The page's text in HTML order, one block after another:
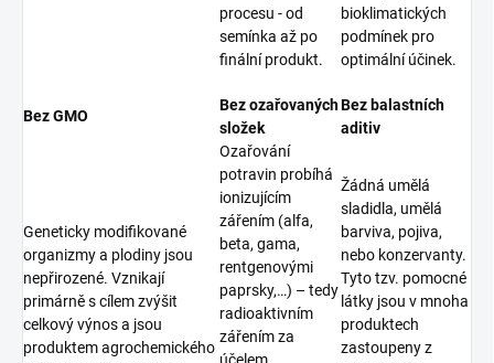
procesu - od
semínka až po
finální produkt.
bioklimatických
podmínek pro
optimální účinek.
Bez GMO
Bez ozařovaných
složek
Bez balastních
aditiv
Geneticky modifikované
organizmy a plodiny jsou
nepřirozené. Vznikají
primárně s cílem zvýšit
celkový výnos a jsou
produktem agrochemického
Ozařování
potravin probíhá
ionizujícím
zářením (alfa,
beta, gama,
rentgenovými
paprsky,…) – tedy
radioaktivním
zářením za
Žádná umělá
sladidla, umělá
barviva, pojiva,
nebo konzervanty.
Tyto tzv. pomocné
látky jsou v mnoha
produktech
zastoupeny z